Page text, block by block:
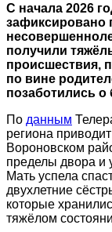
С начала 2026
зафиксировано
получили
происшествия,
по вине
позаботились
По данным
региона
Вороновском
пределы двора и
Мать успела
двухлетние
которые
тяжёлом